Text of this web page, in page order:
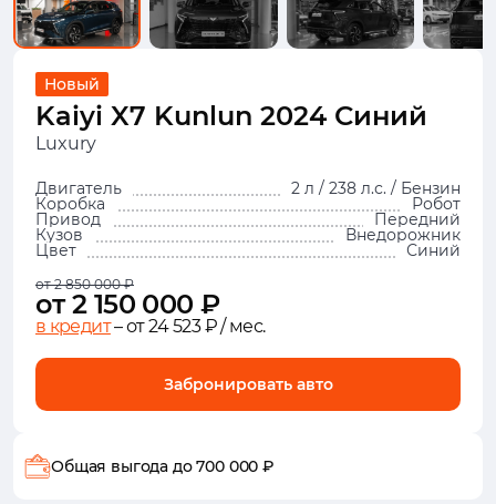
Новый
Kaiyi X7 Kunlun 2024 Синий
Luxury
Двигатель 2 л / 238 л.с. / Бензин
Коробка Робот
Привод Передний
Кузов Внедорожник
Цвет Синий
от 2 850 000 ₽
от 2 150 000 ₽
в кредит– от 24 523 ₽ / мес.
Забронировать авто
Общая выгода до 700 000 ₽